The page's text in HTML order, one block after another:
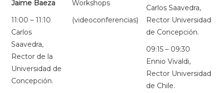
Jaime Baeza
11:00 – 11:10
Carlos
Saavedra,
Rector de la
Universidad de
Concepción.
Workshops
(videoconferencias)
Carlos Saavedra,
Rector Universidad
de Concepción.
09:15 – 09:30
Ennio Vivaldi,
Rector Universidad
de Chile.